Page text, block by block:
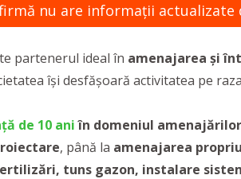
nu are informaţii actualizate
partenerul ideal în amenajarea și
își desfășoară activitatea pe
de 10 aniîn domeniul
, până la amenajarea
tuns gazon, instalare